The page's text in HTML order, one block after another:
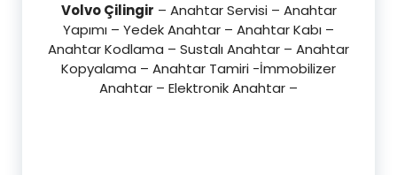
Volvo Çilingir – Anahtar Servisi – Anahtar
Yapımı – Yedek Anahtar – Anahtar Kabı –
Anahtar Kodlama – Sustalı Anahtar – Anahtar
Kopyalama – Anahtar Tamiri -İmmobilizer
Anahtar – Elektronik Anahtar –